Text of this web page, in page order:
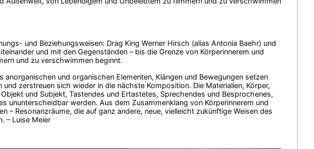
und Beziehungsweisen: Drag King Werner Hirsch (alias Antonia Baehr) und
und mit den Gegenständen – bis die Grenze von Körperinnerem und
und zu verschwimmen beginnt.
und organischen Elementen, Klängen und Bewegungen setzen
zerstreuen sich wieder in die nächste Komposition. Die Materialien, Körper,
und Subjekt, Tastendes und Ertastetes, Sprechendes und Besprochenes,
ununterscheidbar werden. Aus dem Zusammenklang von Körperinnerem und
– Resonanzräume, die auf ganz andere, neue, vielleicht zukünftige Weisen des
– Luise Meier